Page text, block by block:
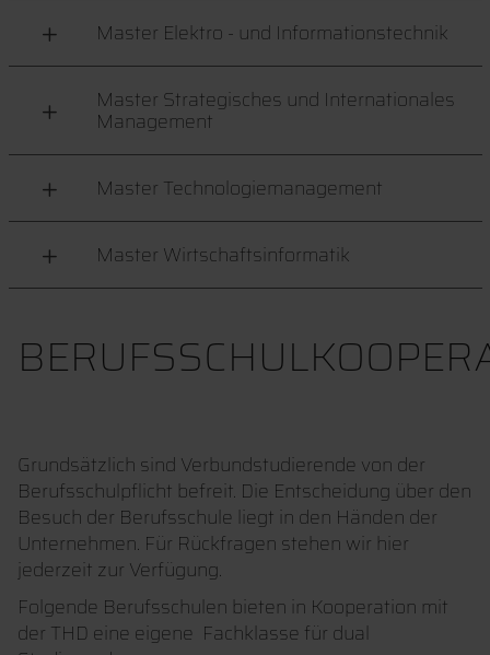
Master Elektro - und Informationstechnik
Master Strategisches und Internationales
Management
Master Technologiemanagement
Master Wirtschaftsinformatik
Grundsätzlich sind Verbundstudierende von der
Berufsschulpflicht befreit. Die Entscheidung über den
Besuch der Berufsschule liegt in den Händen der
Unternehmen. Für Rückfragen stehen wir hier
jederzeit zur Verfügung.
Folgende Berufsschulen bieten in Kooperation mit
der THD eine eigene Fachklasse für dual